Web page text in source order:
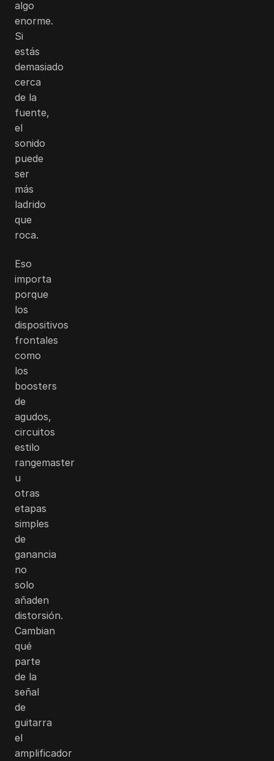
algo
enorme.
Si
estás
demasiado
cerca
de la
fuente,
el
sonido
puede
ser
más
ladrido
que
roca.
Eso
importa
porque
los
dispositivos
frontales
como
los
boosters
de
agudos,
circuitos
estilo
rangemaster
u
otras
etapas
simples
de
ganancia
no
solo
añaden
distorsión.
Cambian
qué
parte
de la
señal
de
guitarra
el
amplificador